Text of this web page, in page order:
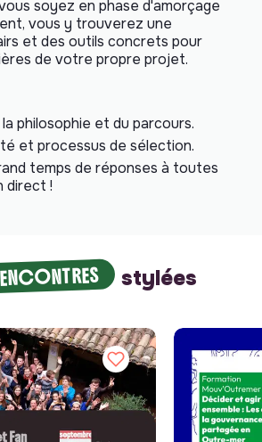
soyez en phase d'amorçage
vous y trouverez une
et des outils concrets pour
de votre propre projet.
philosophie et du parcours.
et processus de sélection.
temps de réponses à toutes
direct !
stylées